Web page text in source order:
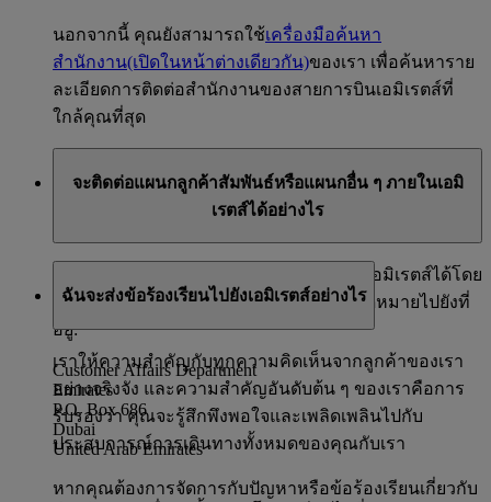
นอกจากนี้ คุณยังสามารถใช้เครื่องมือค้นหา
สำนักงาน(เปิดในหน้าต่างเดียวกัน)ของเรา เพื่อค้นหาราย
ละเอียดการติดต่อสำนักงานของสายการบินเอมิเรตส์ที่
ใกล้คุณที่สุด
จะติดต่อแผนกลูกค้าสัมพันธ์หรือแผนกอื่น ๆ ภายในเอมิ
เรตส์ได้อย่างไร
คุณสามารถติดต่อแผนกลูกค้าสัมพันธ์ของเอมิเรตส์ได้โดย
ใช้ลิงก์นี้(เปิดในหน้าต่างเดียวกัน)หรือส่งจดหมายไปยังที่
อยู่:
Customer Affairs Department
Emirates
P.O. Box 686
Dubai
United Arab Emirates
ฉันจะส่งข้อร้องเรียนไปยังเอมิเรตส์อย่างไร
เราให้ความสำคัญกับทุกความคิดเห็นจากลูกค้าของเรา
อย่างจริงจัง และความสำคัญอันดับต้น ๆ ของเราคือการ
รับรองว่า คุณจะรู้สึกพึงพอใจและเพลิดเพลินไปกับ
ประสบการณ์การเดินทางทั้งหมดของคุณกับเรา
หากคุณต้องการจัดการกับปัญหาหรือข้อร้องเรียนเกี่ยวกับ